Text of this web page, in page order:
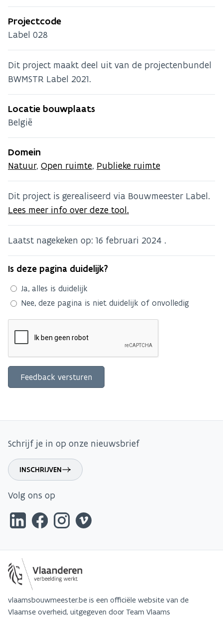
Projectcode
Label 028
Dit project maakt deel uit van de projectenbundel
BWMSTR Label 2021.
Locatie bouwplaats
België
Domein
Natuur, Open ruimte, Publieke ruimte
Dit project is gerealiseerd via Bouwmeester Label.
Lees meer info over deze tool.
Laatst nagekeken op: 16 februari 2024 .
Is deze pagina duidelijk?
Ja, alles is duidelijk
Nee, deze pagina is niet duidelijk of onvolledig
Schrijf je in op onze nieuwsbrief
INSCHRIJVEN
Volg ons op
vlaamsbouwmeester.be is een officiële website van de
Vlaamse overheid, uitgegeven door Team Vlaams